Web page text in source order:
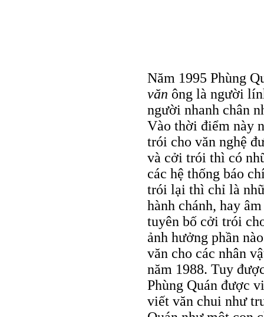
Năm 1995 Phùng
văn ông là người
người nhanh chân
Vào thời điểm này
trói cho văn nghệ
và cởi trói thì có
các hệ thống báo
trói lại thì chỉ là
hành chánh, hay
tuyên bố cởi trói
ảnh hưởng phần
văn cho các nhân
năm 1988. Tuy
Phùng Quán được
viết văn chui như